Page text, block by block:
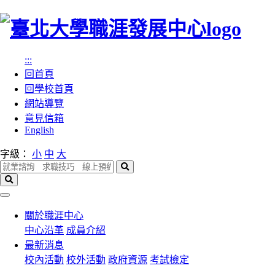
跳
:::
回首頁
回學校首頁
網站導覽
意見信箱
English
字級： 小 中 大
搜
搜
關於職涯中心
中心沿革 成員介紹
最新消息
校內活動 校外活動 政府資源 考試檢定